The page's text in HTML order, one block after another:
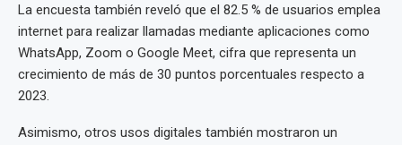
La encuesta también reveló que el 82.5 % de usuarios emplea
internet para realizar llamadas mediante aplicaciones como
WhatsApp, Zoom o Google Meet, cifra que representa un
crecimiento de más de 30 puntos porcentuales respecto a
2023.
Asimismo, otros usos digitales también mostraron un